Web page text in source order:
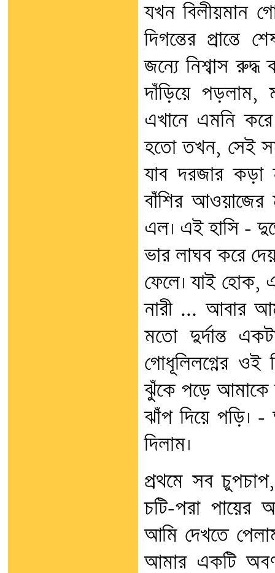
যখন বিলীয়মান
দিগন্তের
জন্যে নিশ্বাস
দাঁড়িয়ে
এখানে এমনি
হতো তখন, সেই
যাব দরজার কড়া
বাঁশির আওয়াজের
এল। এই হাসি –
ভার লাঘব করে
ফেলে। যাই হোক,
নারী ... আবার
মতো দুর্দান্ত
গোধূলিলগ্নের ওই
ঝুঁকে পড়ে আমাকে
ঝাঁপ দিয়ে পড়ি।
দিলাম।
প্রথমে সব
চটি-পরা
আমি দেখতে
আমার একটি